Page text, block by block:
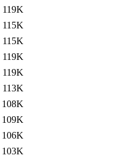
119K
115K
115K
119K
119K
113K
108K
109K
106K
103K